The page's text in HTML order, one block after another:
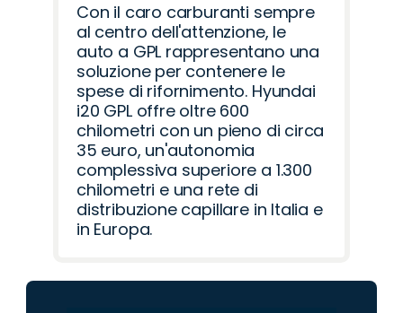
Con il caro carburanti sempre
al centro dell'attenzione, le
auto a GPL rappresentano una
soluzione per contenere le
spese di rifornimento. Hyundai
i20 GPL offre oltre 600
chilometri con un pieno di circa
35 euro, un'autonomia
complessiva superiore a 1.300
chilometri e una rete di
distribuzione capillare in Italia e
in Europa.